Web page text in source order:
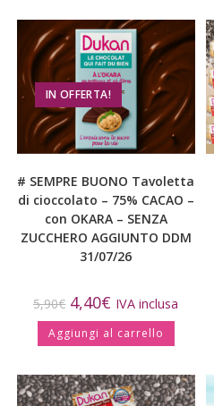
IN OFFERTA!
# SEMPRE BUONO Tavoletta
di cioccolato – 75% CACAO –
con OKARA – SENZA
ZUCCHERO AGGIUNTO DDM
31/07/26
5,90€ 4,40€ IVA inclusa
Aggiungi al carrello